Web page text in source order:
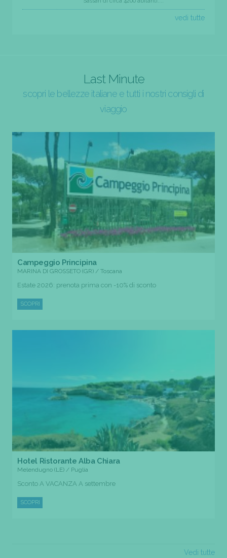
vedi tutte
Last Minute
scopri le bellezze italiane e tutti i nostri consigli di
viaggio
Campeggio Principina
MARINA DI GROSSETO (GR) / Toscana
Estate 2026: prenota prima con -10% di sconto
SCOPRI
Hotel Ristorante Alba Chiara
Melendugno (LE) / Puglia
Sconto A VACANZA A settembre
SCOPRI
Vedi tutte